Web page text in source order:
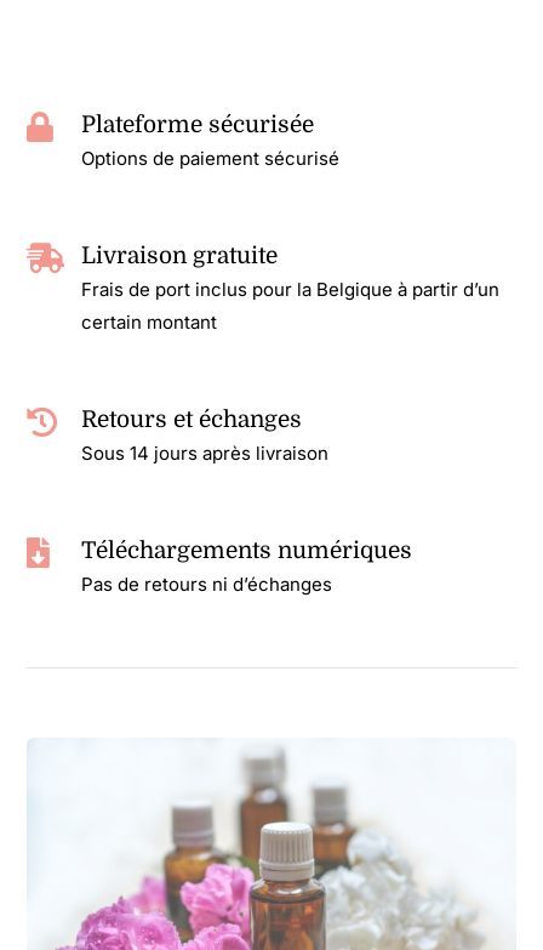
Plateforme sécurisée
Options de paiement sécurisé
Livraison gratuite
Frais de port inclus pour la Belgique à partir d’un
certain montant
Retours et échanges
Sous 14 jours après livraison
Téléchargements numériques
Pas de retours ni d’échanges